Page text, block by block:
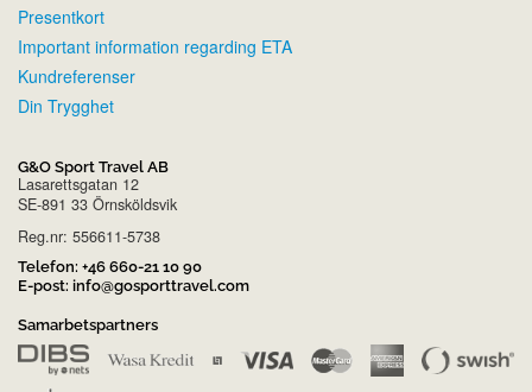
Presentkort
Important information regarding ETA
Kundreferenser
Din Trygghet
G&O Sport Travel AB
Lasarettsgatan 12
SE-891 33 Örnsköldsvik
Reg.nr: 556611-5738
Telefon: +46 660-21 10 90
E-post: info@gosporttravel.com
Samarbetspartners